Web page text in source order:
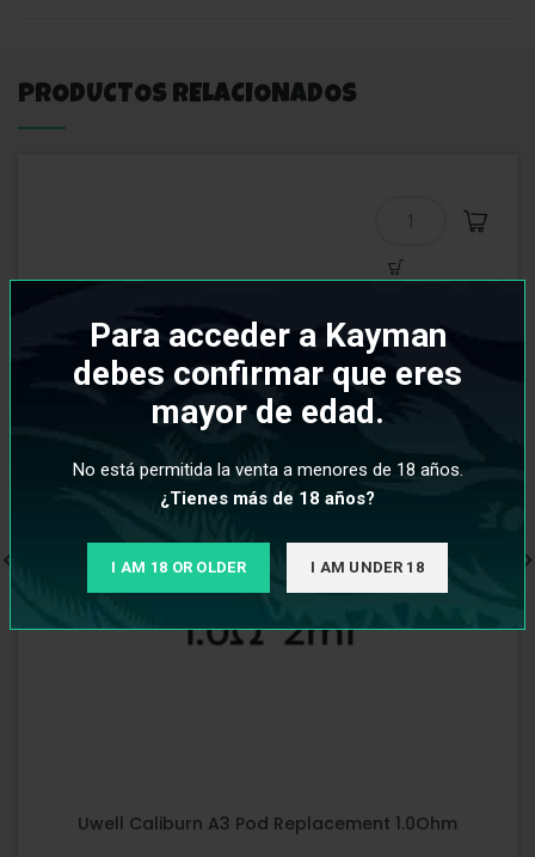
Para acceder a Kayman
debes confirmar que eres
mayor de edad.
No está permitida la venta a menores de 18 años.
¿Tienes más de 18 años?
I AM 18 OR OLDER I AM UNDER 18
PRODUCTOS RELACIONADOS
Uwell Caliburn A3 Pod Replacement 1.0Ohm